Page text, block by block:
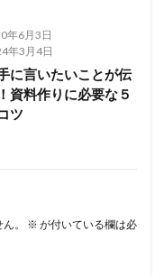
年6月3日
年3月4日
に言いたいことが伝
資料作りに必要な５
ツ
。 ※ が付いている欄は必